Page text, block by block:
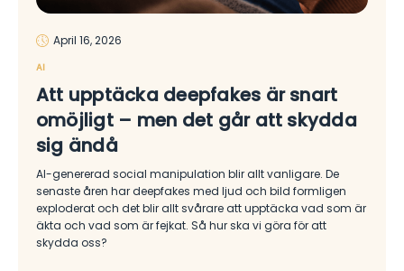
April 16, 2026
AI
Att upptäcka deepfakes är snart
omöjligt – men det går att skydda
sig ändå
AI-genererad social manipulation blir allt vanligare. De
senaste åren har deepfakes med ljud och bild formligen
exploderat och det blir allt svårare att upptäcka vad som är
äkta och vad som är fejkat. Så hur ska vi göra för att
skydda oss?